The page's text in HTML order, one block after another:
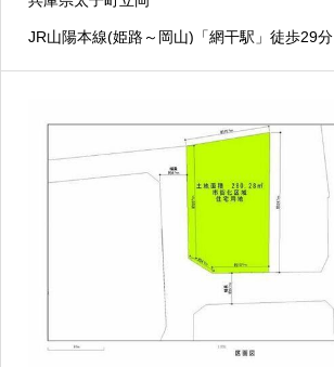
JR山陽本線(姫路～岡山)「網干駅」徒歩29分